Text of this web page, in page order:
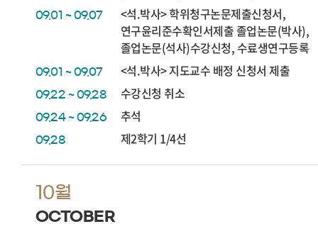
09.01 ~ 09.07
<석.박사> 학위청구논문제출신청서,
연구윤리준수확인서제출 졸업논문(박사),
졸업논문(석사)수강신청, 수료생연구등록
09.01 ~ 09.07 <석.박사> 지도교수 배정 신청서 제출
09.22 ~ 09.28 수강신청 취소
09.24 ~ 09.26 추석
09.28 제2학기 1/4선
10월
OCTOBER